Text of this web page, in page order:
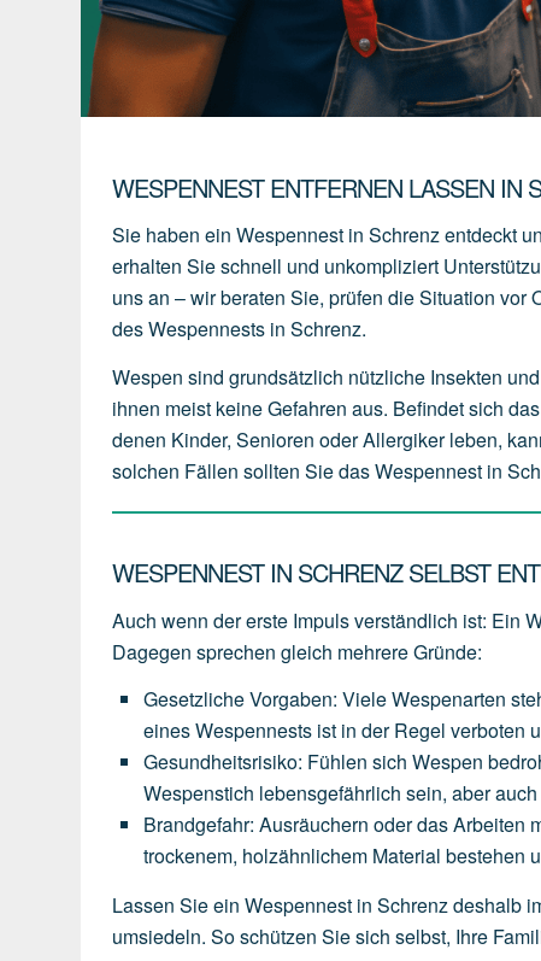
WESPENNEST ENTFERNEN LASSEN IN
Sie haben ein Wespennest in Schrenz entdeckt
erhalten Sie schnell und unkompliziert
uns an – wir beraten Sie, prüfen die Situation
des Wespennests in Schrenz.
Wespen sind grundsätzlich nützliche Insekten
ihnen meist keine Gefahren aus. Befindet sich
denen Kinder, Senioren oder Allergiker leben,
solchen Fällen sollten Sie das Wespennest in
WESPENNEST IN SCHRENZ SELBST
Auch wenn der erste Impuls verständlich ist: Ein
Dagegen sprechen gleich mehrere Gründe:
Gesetzliche Vorgaben: VieleWespenarten
einesWespennests ist in der Regel verboten
Gesundheitsrisiko: Fühlen sich Wespen
Wespenstich lebensgefährlich sein, aberauch
Brandgefahr: Ausräuchern oderdasArbeiten
trockenem, holzähnlichem Material bestehen
Lassen Sie ein Wespennest in Schrenz deshalb
umsiedeln. So schützen Sie sich selbst, Ihre